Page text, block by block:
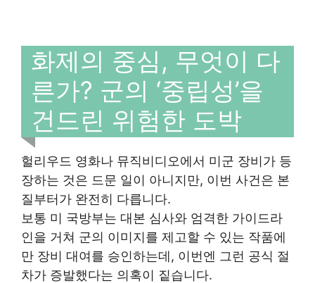
화제의 중심, 무엇이 다
른가? 군의 ‘중립성’을
건드린 위험한 도박
헐리우드 영화나 뮤직비디오에서 미군 장비가 등
장하는 것은 드문 일이 아니지만, 이번 사건은 본
질부터가 완전히 다릅니다.
보통 미 국방부는 대본 심사와 엄격한 가이드라
인을 거쳐 군의 이미지를 제고할 수 있는 작품에
만 장비 대여를 승인하는데, 이번엔 그런 공식 절
차가 증발했다는 의혹이 짙습니다.